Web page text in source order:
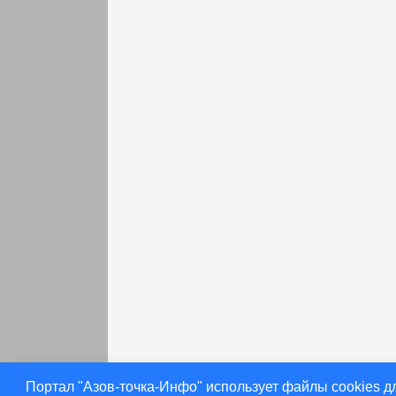
Портал "Азов-точка-Инфо" использует файлы cookies
раньше